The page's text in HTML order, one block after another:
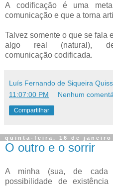
Acodificação é uma
comunicação e que a torna
Talvez somente o que se fala
algo real (natural),
comunicação codificada.
Luís Fernando de Siqueira
11:07:00 PM
Nenhum
Compartilhar
quinta-feira, 16 de janeiro
O outro e o sorrir
A minha (sua, de cada
possibilidade de